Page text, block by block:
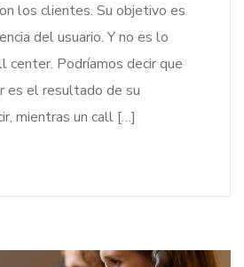
los clientes. Su objetivo es
del usuario. Y no es lo
center. Podríamos decir que
es el resultado de su
mientras un call […]